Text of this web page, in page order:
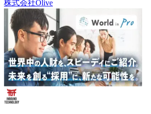
株式会社Olive